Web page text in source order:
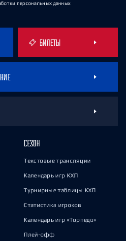
персональных данных
БИЛЕТЫ
СЕЗОН
Текстовые трансляции
Календарь игр КХЛ
Турнирные таблицы КХЛ
Статистика игроков
Календарь игр «Торпедо»
Плей-офф